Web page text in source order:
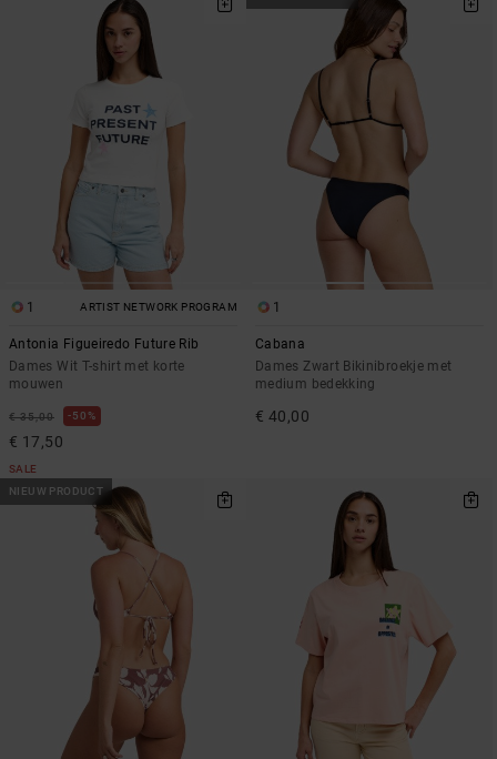
1 ARTIST NETWORK PROGRAM
Antonia Figueiredo Future Rib
Dames Wit T-shirt met korte
mouwen
€ 35,00 50%
€ 17,50
SALE
1
Cabana
Dames Zwart Bikinibroekje met
medium bedekking
€ 40,00
NIEUW PRODUCT